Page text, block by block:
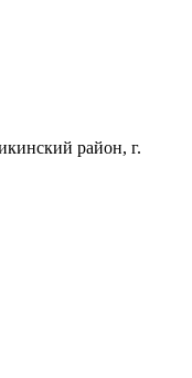
район, г.